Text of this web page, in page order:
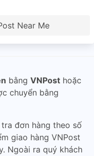
Near Me
bằng VNPost hoặc
chuyển bằng
đơn hàng theo số
giao hàng VNPost
Ngoài ra quý khách